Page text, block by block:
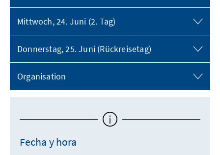
Mittwoch, 24. Juni (2. Tag)
Donnerstag, 25. Juni (Rückreisetag)
Organisation
Fecha y hora